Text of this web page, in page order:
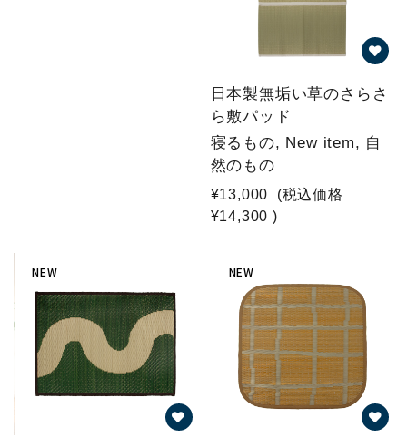
日本製無垢い草のさらさ
ら敷パッド
寝るもの, New item, 自
然のもの
¥13,000
(税込価格
¥14,300 )
NEW NEW